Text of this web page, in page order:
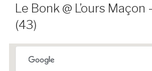
Le Bonk @ L’ours Maçon
(43)